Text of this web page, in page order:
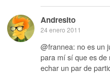
Andresito
24 enero 2011
@frannea: no es un
para mí sí que es de
echar un par de